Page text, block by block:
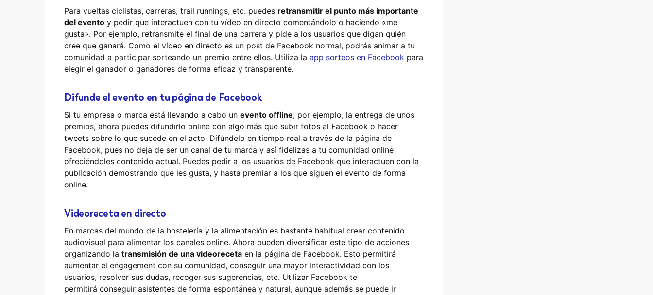
Para vueltas ciclistas, carreras, trail runnings, etc. puedes retransmitir el punto más importante
del evento y pedir que interactuen con tu vídeo en directo comentándolo o haciendo «me
gusta». Por ejemplo, retransmite el final de una carrera y pide a los usuarios que digan quién
cree que ganará. Como el vídeo en directo es un post de Facebook normal, podrás animar a tu
comunidad a participar sorteando un premio entre ellos. Utiliza la app sorteos en Facebook para
elegir el ganador o ganadores de forma eficaz y transparente.
Difunde el evento en tu página de Facebook
Si tu empresa o marca está llevando a cabo un evento offline, por ejemplo, la entrega de unos
premios, ahora puedes difundirlo online con algo más que subir fotos al Facebook o hacer
tweets sobre lo que sucede en el acto. Difúndelo en tiempo real a través de la página de
Facebook, pues no deja de ser un canal de tu marca y así fidelizas a tu comunidad online
ofreciéndoles contenido actual. Puedes pedir a los usuarios de Facebook que interactuen con la
publicación demostrando que les gusta, y hasta premiar a los que siguen el evento de forma
online.
Videoreceta en directo
En marcas del mundo de la hostelería y la alimentación es bastante habitual crear contenido
audiovisual para alimentar los canales online. Ahora pueden diversificar este tipo de acciones
organizando la transmisión de una videoreceta en la página de Facebook. Esto permitirá
aumentar el engagement con su comunidad, conseguir una mayor interactividad con los
usuarios, resolver sus dudas, recoger sus sugerencias, etc. Utilizar Facebook te
permitirá conseguir asistentes de forma espontánea y natural, aunque además se puede ir